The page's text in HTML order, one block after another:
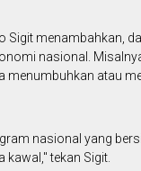
Sigit menambahkan,
nasional.
menumbuhkan atau
nasional yang
tekan Sigit.